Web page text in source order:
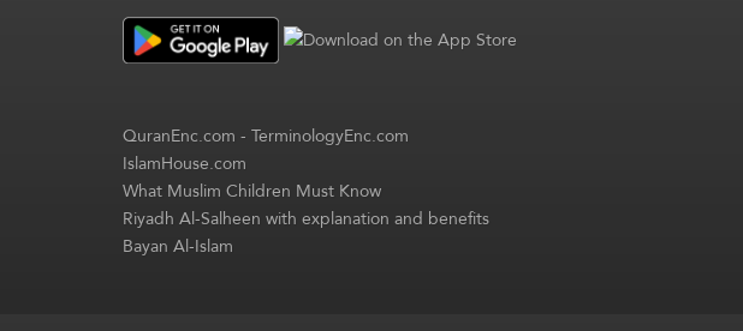
QuranEnc.com-TerminologyEnc.com
IslamHouse.com
What Muslim Children Must Know
Riyadh Al-Salheen with explanation and benefits
Bayan Al-Islam